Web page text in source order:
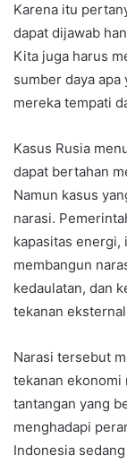
Karena itu
dapat dijawab
Kita juga harus
sumber daya
mereka tempati
Kasus Rusia
dapat bertahan
Namun kasus
narasi.
kapasitas energi,
membangun
kedaulatan, dan
tekanan
Narasi tersebut
tekanan ekonomi
tantangan yang
menghadapi
Indonesia